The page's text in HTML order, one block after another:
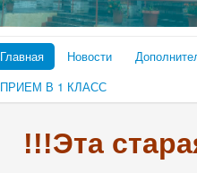
Главная Новости
ПРИЕМ В 1 КЛАСС
!!!Эта